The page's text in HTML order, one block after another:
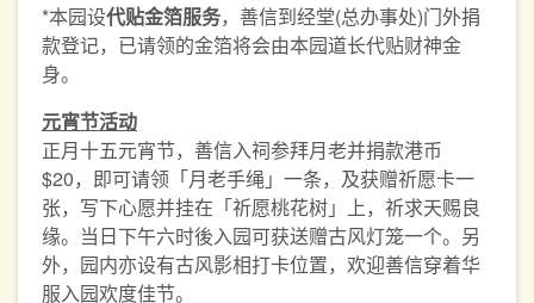
*本园设代贴金箔服务，善信到经堂(总办事处)门外捐
款登记，已请领的金箔将会由本园道长代贴财神金
身。
元宵节活动
正月十五元宵节，善信入祠参拜月老并捐款港币
$20，即可请领「月老手绳」一条，及获赠祈愿卡一
张，写下心愿并挂在「祈愿桃花树」上，祈求天赐良
缘。当日下午六时後入园可获送赠古风灯笼一个。另
外，园内亦设有古风影相打卡位置，欢迎善信穿着华
服入园欢度佳节。